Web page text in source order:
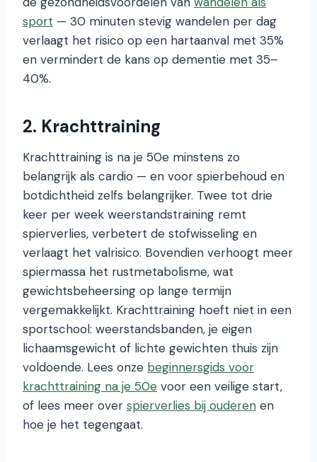
sport — 30 minuten stevig wandelen per dag
verlaagt het risico op een hartaanval met 35%
en vermindert de kans op dementie met 35–
40%.
2. Krachttraining
Krachttraining is na je 50e minstens zo
belangrijk als cardio — en voor spierbehoud en
botdichtheid zelfs belangrijker. Twee tot drie
keer per week weerstandstraining remt
spierverlies, verbetert de stofwisseling en
verlaagt het valrisico. Bovendien verhoogt meer
spiermassa het rustmetabolisme, wat
gewichtsbeheersing op lange termijn
vergemakkelijkt. Krachttraining hoeft niet in een
sportschool: weerstandsbanden, je eigen
lichaamsgewicht of lichte gewichten thuis zijn
voldoende. Lees onze beginnersgids voor
krachttraining na je 50e voor een veilige start,
of lees meer over spierverlies bij ouderen en
hoe je het tegengaat.